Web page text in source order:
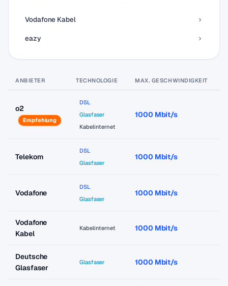
Vodafone Kabel
eazy
ANBIETER TECHNOLOGIE MAX. GESCHWINDIGKEIT
o2
Empfehlung
DSL
Glasfaser
Kabelinternet
1000 Mbit/s
Telekom
DSL
Glasfaser
1000 Mbit/s
Vodafone
DSL
Glasfaser
1000 Mbit/s
Vodafone
Kabel
Kabelinternet 1000 Mbit/s
Deutsche
Glasfaser
Glasfaser 1000 Mbit/s